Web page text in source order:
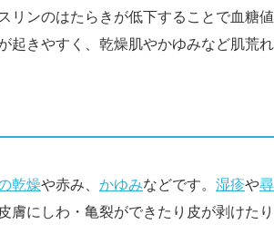
リンのはたらきが低下することで血糖
起きやすく、乾燥肌やかゆみなど肌荒
乾燥や赤み、 かゆみなどです。 湿疹や
膚にしわ・亀裂ができたり皮が剥けた